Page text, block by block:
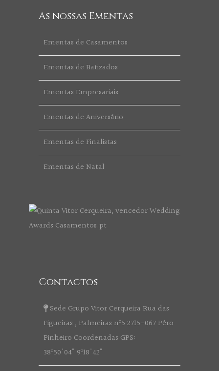
As nossas Ementas
Ementas de Casamentos
Ementas de Batizados
Ementas Empresariais
Ementas de Aniversário
Ementas de Finalistas
Ementas de Natal
Contactos
Sede Grupo Vitor Cerqueira Rua das
Figueiras , Palmeiras nº5 2715-067 Pêro
Pinheiro Coordenadas GPS:
38º50'04" 9º18'42"